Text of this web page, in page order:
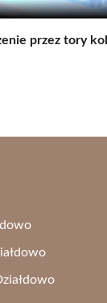
przez tory